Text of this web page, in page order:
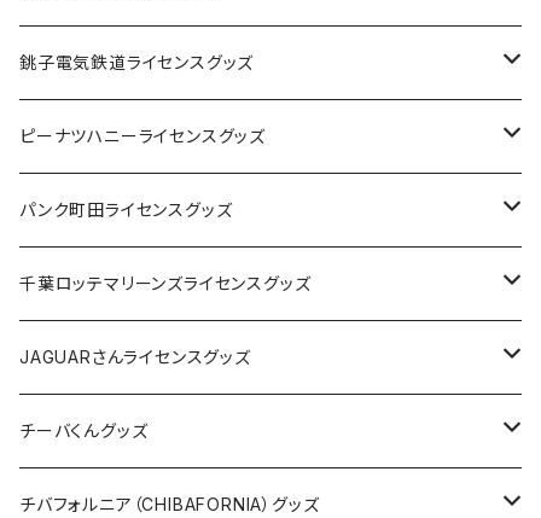
Tシャツ
キャップ
ステッカー
缶バッジ
ホテルキーホルダー
銚子電気鉄道ライセンスグッズ
ステッカー
缶バッジ
アクリルキーホルダー
ホテルキーホルダー
クリアファイル
Tシャツ
ピーナツハニーライセンスグッズ
Tシャツ
キャップ
バッグ
ステッカー
缶バッジ
パンク町田ライセンスグッズ
Tシャツ
キャップ
バッグ
ステッカー
千葉ロッテマリーンズライセンスグッズ
ステッカー
ステッカー
ステッカー大
缶バッジ
缶バッジ32mm
エコバッグ
JAGUARさんライセンスグッズ
Tシャツ
ステッカー
チーバくんグッズ
Tシャツ
チバフォルニア（CHIBAFORNIA）グッズ